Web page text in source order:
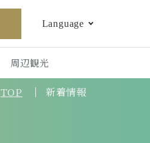
Language
周辺観光
TOP 新着情報